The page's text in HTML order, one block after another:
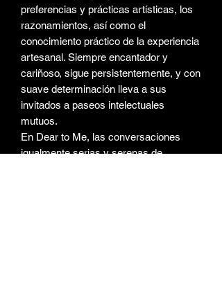
preferencias y prácticas artísticas, los
razonamientos, así como el
conocimiento práctico de la experiencia
artesanal. Siempre encantador y
cariñoso, sigue persistentemente, y con
suave determinación lleva a sus
invitados a paseos intelectuales
mutuos.
En Dear to Me, las conversaciones
igualmente serias y serenas de